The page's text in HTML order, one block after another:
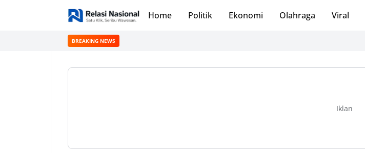
Home Politik Ekonomi Olahraga Viral
BREAKING NEWS
Iklan